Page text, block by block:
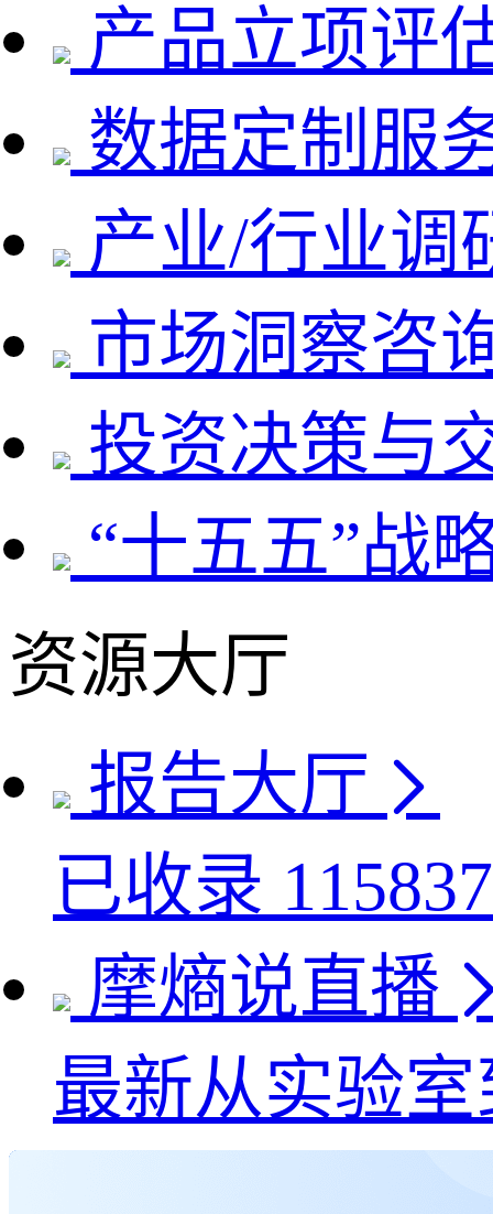
产品立项评
数据定制服
产业/行业调
市场洞察咨
投资决策与
“十五五”战
资源大厅
报告大厅
已收录 115837
摩熵说直播
最新从实验